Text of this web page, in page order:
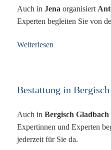
Auch in Jena organisiert
Experten begleiten Sie von
Weiterlesen
Bestattung in
Auch in Bergisch Gladbach
Expertinnen und Experten
jederzeit für Sie da.